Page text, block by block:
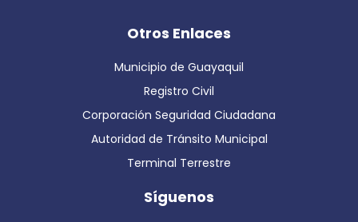
Otros Enlaces
Municipio de Guayaquil
Registro Civil
Corporación Seguridad Ciudadana
Autoridad de Tránsito Municipal
Terminal Terrestre
Síguenos